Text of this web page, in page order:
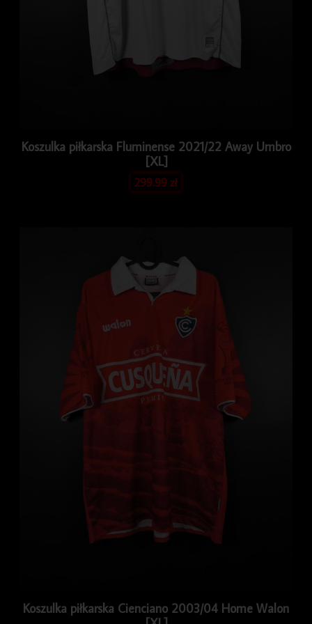
Koszulka piłkarska Fluminense 2021/22 Away Umbro
[XL]
299.99zł
Koszulka piłkarska Cienciano 2003/04 Home Walon